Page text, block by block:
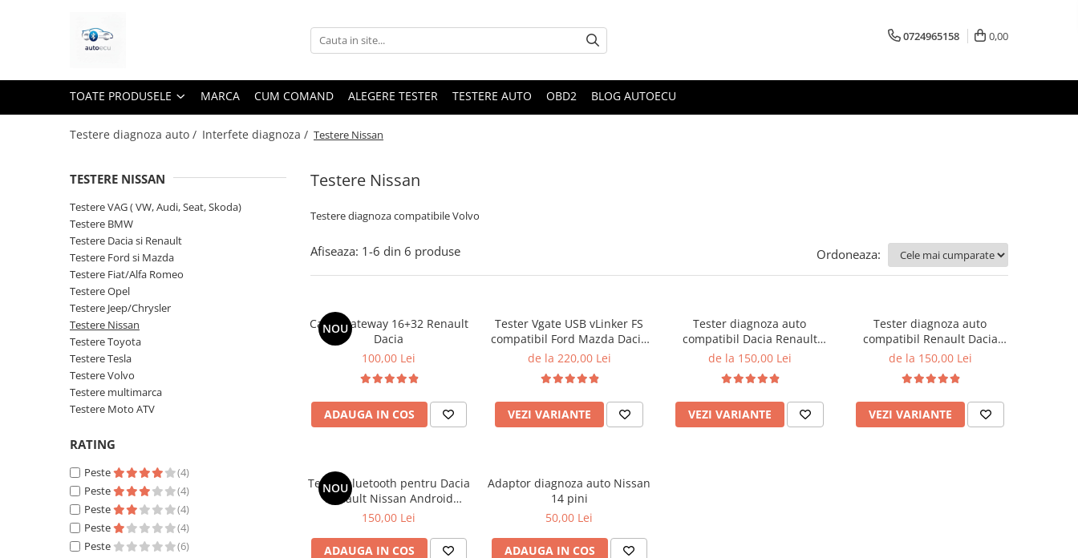
Toate Produsele
Testere Dacia si Renault
Testere Fiat/Alfa Romeo
Testere Opel
Testere Jeep/Chrysler
Testere Nissan
Testere Toyota
Testere Tesla
Testere Volvo
Testere multimarca
Cabluri OBD
Capace ventil roti
Chei si cipuri
Carcase chei
Chip Transponder
0724965158 0,00
TOATE PRODUSELE MARCA CUM COMAND ALEGERE TESTER TESTERE AUTO OBD2 BLOG AUTOECU
Testere diagnoza auto / Interfete diagnoza / Testere Nissan
Testere Nissan
Testere diagnoza compatibile Volvo
TESTERE NISSAN
Testere VAG ( VW, Audi, Seat, Skoda)
Testere BMW
Testere Dacia si Renault
Testere Ford si Mazda
Testere Fiat/Alfa Romeo
Testere Opel
Testere Jeep/Chrysler
Testere Nissan
Testere Toyota
Testere Tesla
Testere Volvo
Testere multimarca
Testere Moto ATV
RATING
Peste
(4)
Peste
(4)
Peste
(4)
Peste
(4)
Peste
(6)
Afiseaza: 1-6 din 6 produse Ordoneaza:
NOU
Cablu gateway 16+32 Renault
Dacia
100,00 Lei
ADAUGA IN COS
Tester Vgate USB vLinker FS
compatibil Ford Mazda Dacia
Renault VAG RenoLink
de la 220,00 Lei
VEZI VARIANTE
Tester diagnoza auto
compatibil Dacia Renault
Nissan DDT4ALL
de la 150,00 Lei
VEZI VARIANTE
Tester diagnoza auto
compatibil Renault Dacia
Nissan wifi
de la 150,00 Lei
VEZI VARIANTE
NOU
Tester bluetooth pentru Dacia
Renault Nissan Android
EcuTweaker
150,00 Lei
ADAUGA IN COS
Adaptor diagnoza auto Nissan
14 pini
50,00 Lei
ADAUGA IN COS